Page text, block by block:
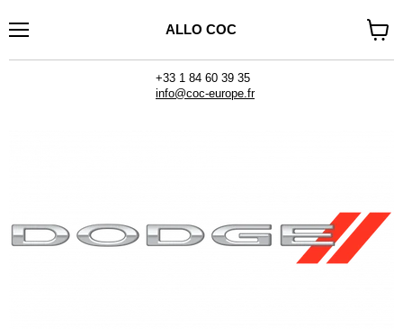
ALLO COC
+33 1 84 60 39 35
info@coc-europe.fr
le